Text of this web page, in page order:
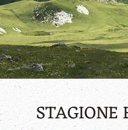
STAGIONE